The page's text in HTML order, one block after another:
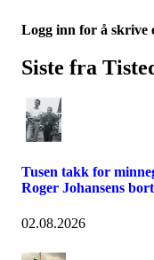
Logg inn for å skrive
Siste fra
Tusen takk for
Roger Johansens
02.08.2026